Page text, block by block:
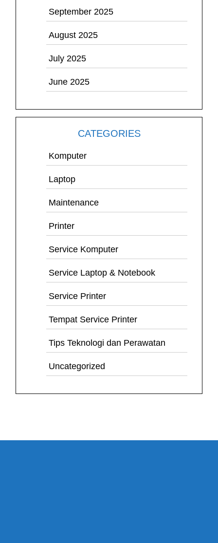
September 2025
August 2025
July 2025
June 2025
CATEGORIES
Komputer
Laptop
Maintenance
Printer
Service Komputer
Service Laptop & Notebook
Service Printer
Tempat Service Printer
Tips Teknologi dan Perawatan
Uncategorized